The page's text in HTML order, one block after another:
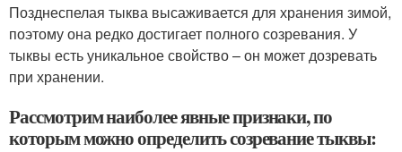
Позднеспелая тыква высаживается для хранения зимой,
поэтому она редко достигает полного созревания. У
тыквы есть уникальное свойство – он может дозревать
при хранении.
Рассмотрим наиболее явные признаки, по
которым можно определить созревание тыквы: